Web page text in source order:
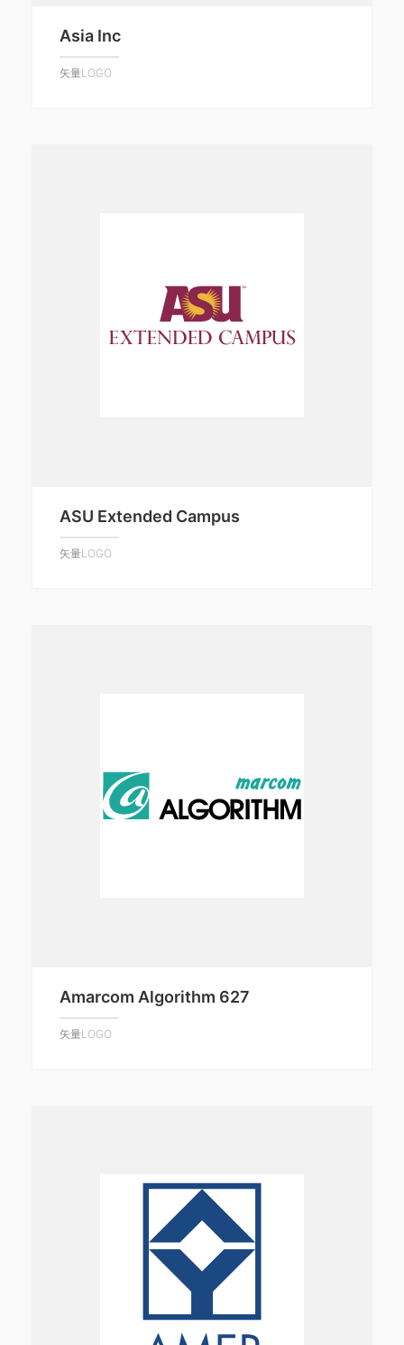
Asia Inc
矢量LOGO
ASU Extended Campus
矢量LOGO
Amarcom Algorithm 627
矢量LOGO